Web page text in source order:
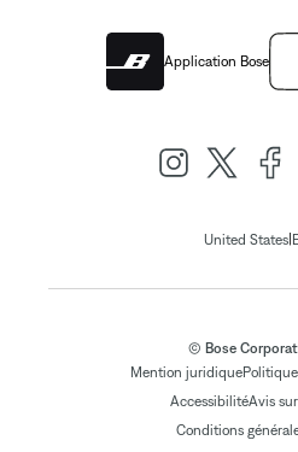
Application Bose
United States|
© Bose
Mention juridique
AccessibilitéAvis
Conditions